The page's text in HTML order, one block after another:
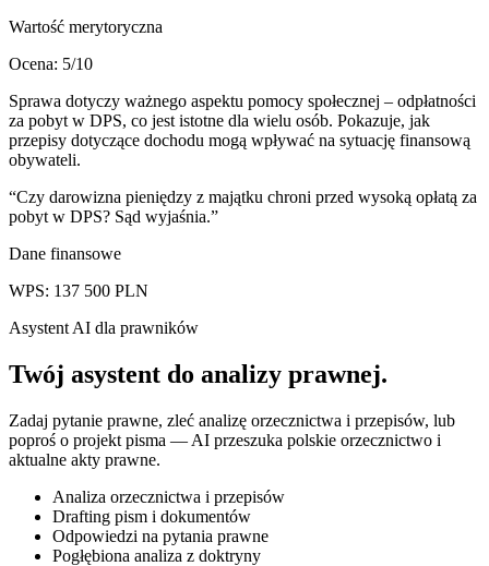
Wartość merytoryczna
Ocena: 5/10
Sprawa dotyczy ważnego aspektu pomocy społecznej – odpłatności
za pobyt w DPS, co jest istotne dla wielu osób. Pokazuje, jak
przepisy dotyczące dochodu mogą wpływać na sytuację finansową
obywateli.
“Czy darowizna pieniędzy z majątku chroni przed wysoką opłatą za
pobyt w DPS? Sąd wyjaśnia.”
Dane finansowe
WPS: 137 500 PLN
Asystent AI dla prawników
Twój asystent do analizy prawnej.
Zadaj pytanie prawne, zleć analizę orzecznictwa i przepisów, lub
poproś o projekt pisma — AI przeszuka polskie orzecznictwo i
aktualne akty prawne.
Analiza orzecznictwa i przepisów
Drafting pism i dokumentów
Odpowiedzi na pytania prawne
Pogłębiona analiza z doktryny